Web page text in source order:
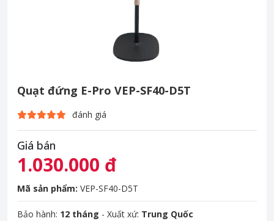
Quạt đứng E-Pro VEP-SF40-D5T
đánh giá
Giá bán
1.030.000 đ
Mã sản phẩm: VEP-SF40-D5T
Bảo hành: 12 tháng - Xuất xứ: Trung Quốc